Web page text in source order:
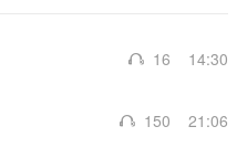
16 14:30
150 21:06